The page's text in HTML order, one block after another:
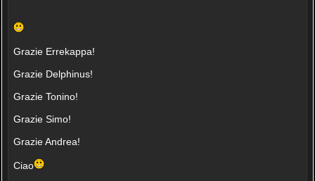
Grazie Errekappa!
Grazie Delphinus!
Grazie Tonino!
Grazie Simo!
Grazie Andrea!
Ciao